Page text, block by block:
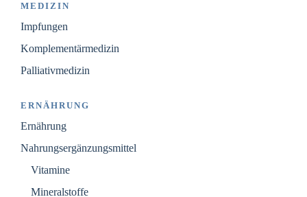
MEDIZIN
Impfungen
Komplementärmedizin
Palliativmedizin
ERNÄHRUNG
Ernährung
Nahrungsergänzungsmittel
Vitamine
Mineralstoffe